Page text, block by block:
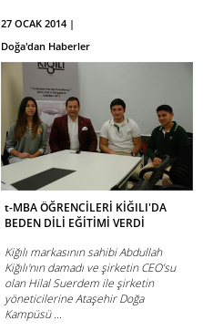
27 OCAK 2014 |
Doğa'dan Haberler
t-MBA ÖĞRENCİLERİ KİĞILI'DA
BEDEN DİLİ EĞİTİMİ VERDİ
Kiğılı markasının sahibi Abdullah
Kiğılı'nın damadı ve şirketin CEO’su
olan Hilal Suerdem ile şirketin
yöneticilerine Ataşehir Doğa
Kampüsü ...